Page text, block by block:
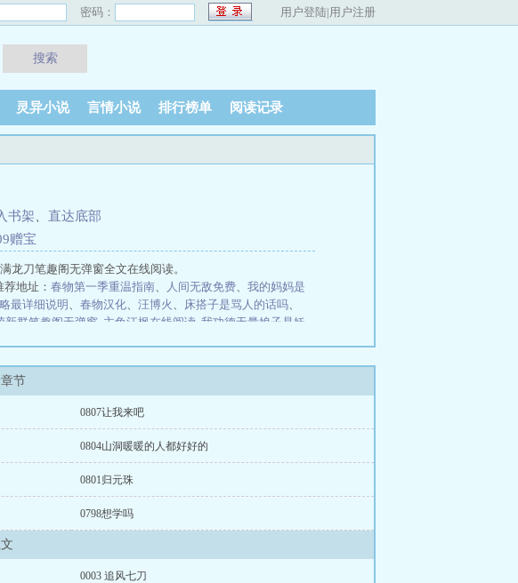
密码： 用户登陆|用户注册
搜索
灵异小说 言情小说 排行榜单 阅读记录
书架
直达底部
赠宝
龙刀笔趣阁无弹窗全文在线阅读。
地址： 春物第一季重温指南、 人间无敌免费、 我的妈妈是
最详细说明、 春物汉化、 汪博火 、 床搭子是骂人的话吗、
新群笔趣阁无弹窗 主角江枫在线阅读 我功德无量娘子是妖
阁无弹窗
大哥是真刷啊笔趣阁无弹窗
节
0807让我来吧
0804山洞暖暖的人都好好的
0801归元珠
0798想学吗
0003 追风七刀